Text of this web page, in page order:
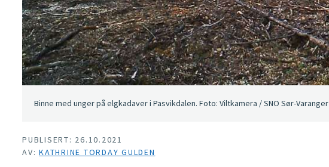
Binne med unger på elgkadaver i Pasvikdalen. Foto: Viltkamera / SNO Sør-Varanger
PUBLISERT: 26.10.2021
AV: KATHRINE TORDAY GULDEN